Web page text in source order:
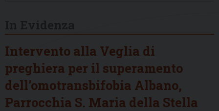
Intervento alla Veglia di
preghiera per il superamento
dell’omotransbifobia Albano,
Parrocchia S. Maria della Stella